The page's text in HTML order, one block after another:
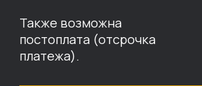
назовут цены и проконсультируют
по нужным деталям.